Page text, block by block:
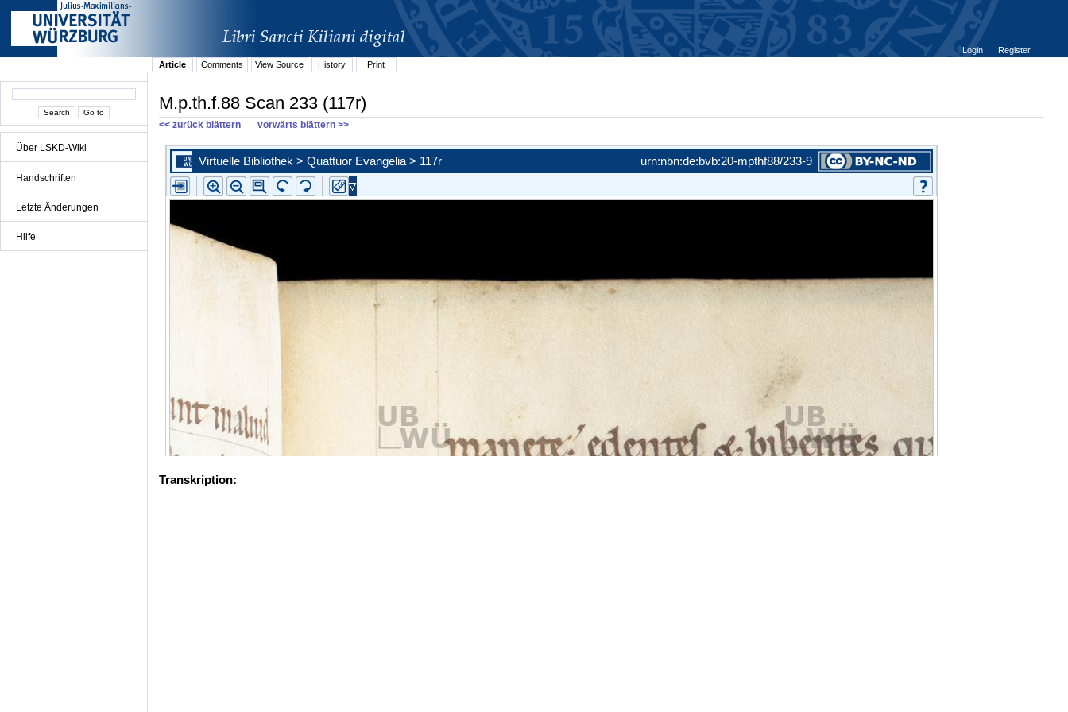
Über LSKD-Wiki
Handschriften
Letzte Änderungen
Hilfe
Login
Register
Article
Comments View Source History Print
M.p.th.f.88 Scan 233 (117r)
<< zurück blättern vorwärts blättern >>
Transkription: